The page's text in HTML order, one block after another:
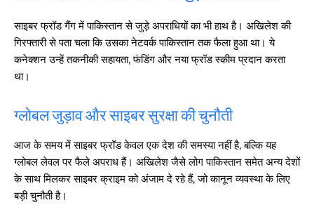
साइबर फ्रॉड गैंग में पाकिस्तान से जुड़े अपराधियों का भी हाथ है। अखिलेश की
गिरफ्तारी से पता चला कि उसका नेटवर्क पाकिस्तान तक फैला हुआ था। ये
कनेक्शन उन्हें तकनीकी सहायता, फंडिंग और नया फ्रॉड स्कीम प्रदान करता
था।
ग्लोबल जुड़ाव और साइबर सुरक्षा की चुनौती
आज के समय में साइबर फ्रॉड केवल एक देश की समस्या नहीं है, बल्कि यह
ग्लोबल लेवल पर फैले अपराध हैं। अखिलेश जैसे लोग पाकिस्तान समेत अन्य देशों
के साथ मिलकर साइबर क्राइम को अंजाम दे रहे हैं, जो कानून व्यवस्था के लिए
बड़ी चुनौती है।